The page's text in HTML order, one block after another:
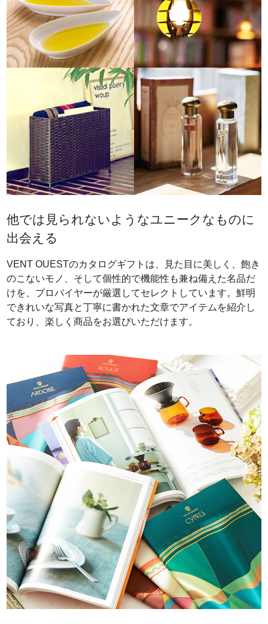
他では見られないようなユニークなものに
出会える
VENT OUESTのカタログギフトは、見た目に美しく、飽き
のこないモノ、そして個性的で機能性も兼ね備えた名品だ
けを、プロバイヤーが厳選してセレクトしています。鮮明
できれいな写真と丁寧に書かれた文章でアイテムを紹介し
ており、楽しく商品をお選びいただけます。